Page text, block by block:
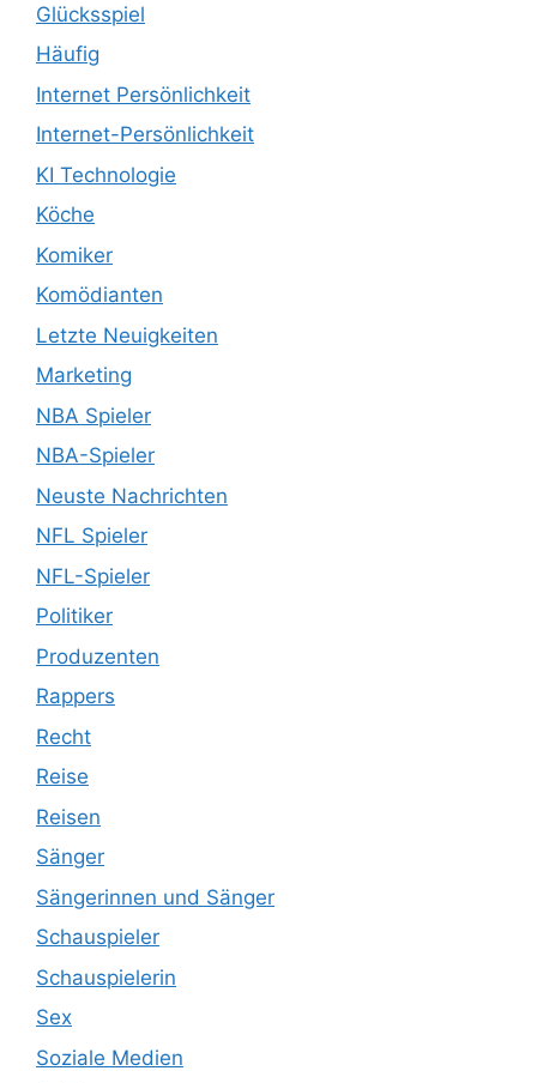
Glücksspiel
Häufig
Internet Persönlichkeit
Internet-Persönlichkeit
KI Technologie
Köche
Komiker
Komödianten
Letzte Neuigkeiten
Marketing
NBA Spieler
NBA-Spieler
Neuste Nachrichten
NFL Spieler
NFL-Spieler
Politiker
Produzenten
Rappers
Recht
Reise
Reisen
Sänger
Sängerinnen und Sänger
Schauspieler
Schauspielerin
Sex
Soziale Medien